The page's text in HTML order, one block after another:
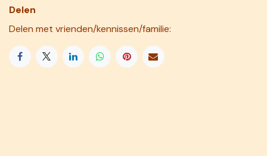
Delen
Delen met vrienden/kennissen/familie: